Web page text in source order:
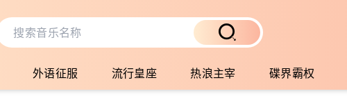
外语征服 流行皇座 热浪主宰 碟界霸权